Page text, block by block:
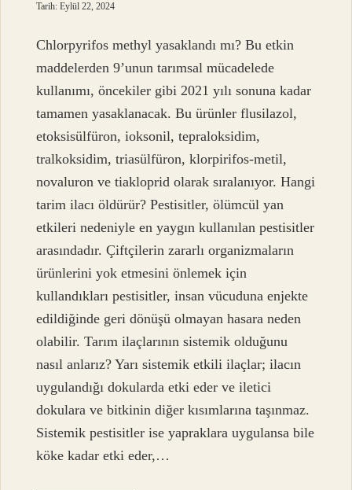
Tarih: Eylül 22, 2024
Chlorpyrifos methyl yasaklandı mı? Bu etkin
maddelerden 9’unun tarımsal mücadelede
kullanımı, öncekiler gibi 2021 yılı sonuna kadar
tamamen yasaklanacak. Bu ürünler flusilazol,
etoksisülfüron, ioksonil, tepraloksidim,
tralkoksidim, triasülfüron, klorpirifos-metil,
novaluron ve tiakloprid olarak sıralanıyor. Hangi
tarim ilacı öldürür? Pestisitler, ölümcül yan
etkileri nedeniyle en yaygın kullanılan pestisitler
arasındadır. Çiftçilerin zararlı organizmaların
ürünlerini yok etmesini önlemek için
kullandıkları pestisitler, insan vücuduna enjekte
edildiğinde geri dönüşü olmayan hasara neden
olabilir. Tarım ilaçlarının sistemik olduğunu
nasıl anlarız? Yarı sistemik etkili ilaçlar; ilacın
uygulandığı dokularda etki eder ve iletici
dokulara ve bitkinin diğer kısımlarına taşınmaz.
Sistemik pestisitler ise yapraklara uygulansa bile
köke kadar etki eder,…